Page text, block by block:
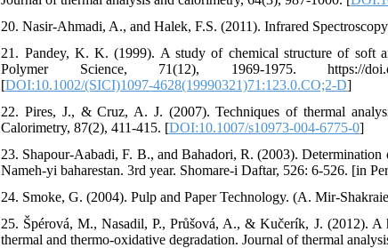
20. Nasir-Ahmadi, A., and Halek, F.S. (2011). Infrared
21. Pandey, K. K. (1999). A study of chemical structure of soft
Polymer Science, 71(12), 1969-1975. https://doi.org/
[DOI:10.1002/(SICI)1097-4628(19990321)71:123.0.CO;2-D]
22. Pires, J., & Cruz, A. J. (2007). Techniques of thermal
Calorimetry, 87(2), 411-415. [DOI:10.1007/s10973-004-6775-0]
23. Shapour-Aabadi, F. B., and Bahadori, R. (2003).
Nameh-yi baharestan. 3rd year. Shomare-i Daftar, 526: 6-526. [in
24. Smoke, G. (2004). Pulp and Paper Technology. (A. Mir-
25. Špérová, M., Nasadil, P., Průšová, A., & Kučerík, J. (2012).
thermal and thermo-oxidative degradation. Journal of thermal